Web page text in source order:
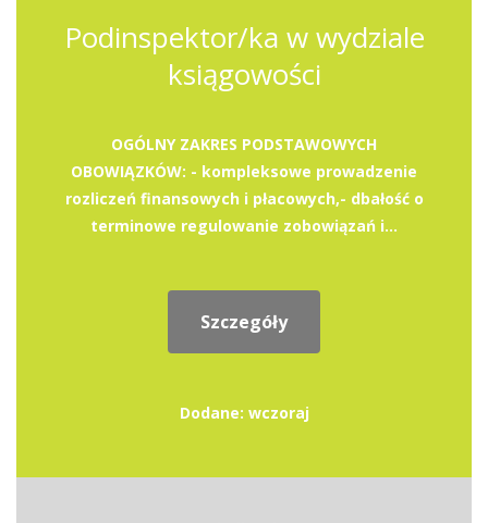
Podinspektor/ka w wydziale
ksiągowości
OGÓLNY ZAKRES PODSTAWOWYCH
OBOWIĄZKÓW: - kompleksowe prowadzenie
rozliczeń finansowych i płacowych,- dbałość o
terminowe regulowanie zobowiązań i...
Szczegóły
Dodane: wczoraj